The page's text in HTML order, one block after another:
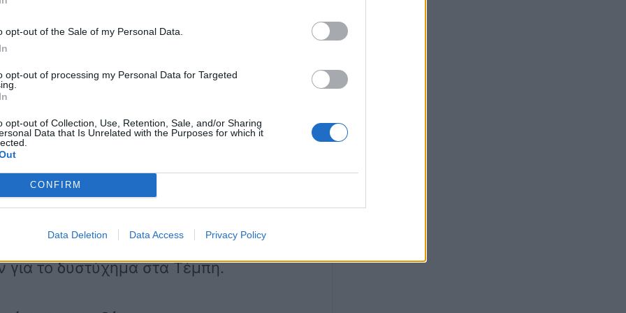
opt-out of the Sale of my Personal Data.
opt-out of processing my Personal Data for Targeted
opt-out of Collection, Use, Retention, Sale, and/or Sharing
Data that Is Unrelated with the Purposes for which it
CONFIRM
Data Deletion Data Access Privacy Policy
θα κινηθούν οι διαδικασίες. Θα
από την πλευρά μας να
για να έχουμε κι εμείς άποψη του τι
των τελευταίων ημερών, που δεν
μετέφερε το εμπορικό τρένο. Έχουμε
εμπειρία μου το λέω, θα πρέπει
η Hellenic Train
έκανε γνωστό πως θα προχωρήσει
το δυστύχημα στα Τέμπη.